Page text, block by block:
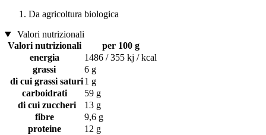
Da agricoltura biologica
Valori nutrizionali
Valori nutrizionali
per 100 g
energia
1486 / 355 kj / kcal
grassi
6 g
di cui grassi saturi1 g
carboidrati
59 g
di cui zuccheri
13 g
fibre
9,6 g
proteine
12 g